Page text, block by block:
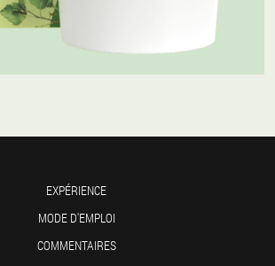
EXPÉRIENCE
MODE D'EMPLOI
COMMENTAIRES